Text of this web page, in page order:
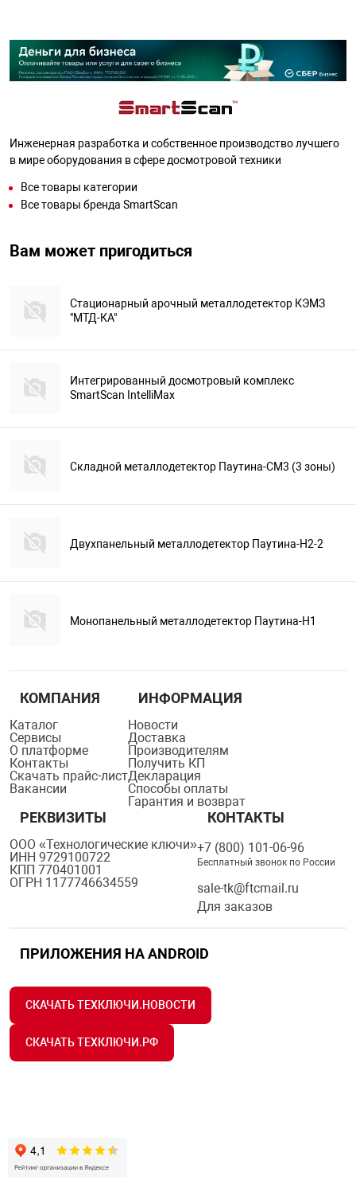
Инженерная разработка и собственное производство лучшего
в мире оборудования в сфере досмотровой техники
Все товары категории
Все товары бренда SmartScan
Вам может пригодиться
Стационарный арочный металлодетектор КЭМЗ
"МТД-КА"
Интегрированный досмотровый комплекс
SmartScan IntelliMax
Складной металлодетектор Паутина-СМ3 (3 зоны)
Двухпанельный металлодетектор Паутина-Н2-2
Монопанельный металлодетектор Паутина-Н1
КОМПАНИЯ
Каталог
Сервисы
О платформе
Контакты
Скачать прайс-лист
Вакансии
ИНФОРМАЦИЯ
Новости
Доставка
Производителям
Получить КП
Декларация
Способы оплаты
Гарантия и возврат
РЕКВИЗИТЫ
ООО «Технологические ключи»
ИНН 9729100722
КПП 770401001
ОГРН 1177746634559
КОНТАКТЫ
+7 (800) 101-06-96
Бесплатный звонок по России
sale-tk@ftcmail.ru
Для заказов
ПРИЛОЖЕНИЯ НА ANDROID
СКАЧАТЬ ТЕХКЛЮЧИ.НОВОСТИ
СКАЧАТЬ ТЕХКЛЮЧИ.РФ